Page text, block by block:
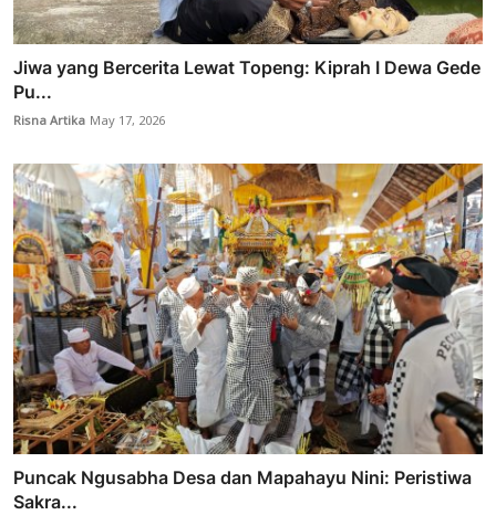
Jiwa yang Bercerita Lewat Topeng: Kiprah I Dewa Gede
Pu...
Risna Artika May 17, 2026
Puncak Ngusabha Desa dan Mapahayu Nini: Peristiwa
Sakra...